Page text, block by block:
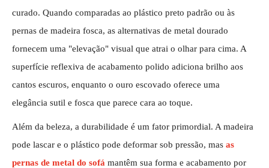
curado. Quando comparadas ao plástico preto padrão ou às
pernas de madeira fosca, as alternativas de metal dourado
fornecem uma "elevação" visual que atrai o olhar para cima. A
superfície reflexiva de acabamento polido adiciona brilho aos
cantos escuros, enquanto o ouro escovado oferece uma
elegância sutil e fosca que parece cara ao toque.
Além da beleza, a durabilidade é um fator primordial. A madeira
pode lascar e o plástico pode deformar sob pressão, mas as
pernas de metal do sofá mantêm sua forma e acabamento por